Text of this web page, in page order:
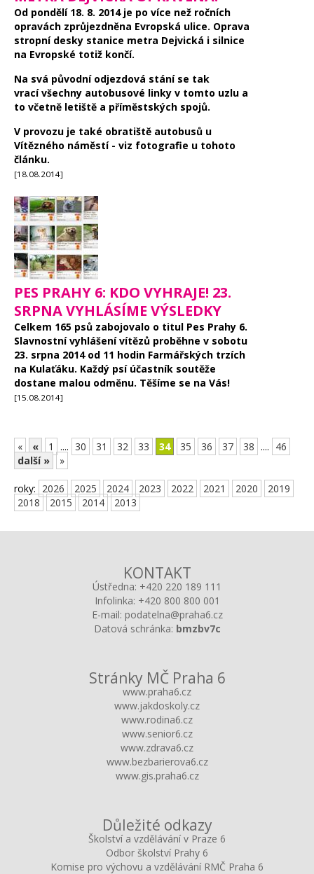
Od pondělí 18. 8. 2014 je po více než ročních
opravách zprůjezdněna Evropská ulice. Oprava
stropní desky stanice metra Dejvická i silnice
na Evropské totiž končí.
Na svá původní odjezdová stání se tak
vrací všechny autobusové linky v tomto uzlu a
to včetně letiště a příměstských spojů.
V provozu je také obratiště autobusů u
Vítězného náměstí - viz fotografie u tohoto
článku.
[18.08.2014]
PES PRAHY 6: KDO VYHRAJE! 23.
SRPNA VYHLÁSÍME VÝSLEDKY
Celkem 165 psů zabojovalo o titul Pes Prahy 6.
Slavnostní vyhlášení vítězů proběhne v sobotu
23. srpna 2014 od 11 hodin Farmářských trzích
na Kulaťáku. Každý psí účastník soutěže
dostane malou odměnu. Těšíme se na Vás!
[15.08.2014]
« « 1 .... 30 31 32 33 34 35 36 37 38 .... 46
další »
»
roky: 2026 2025 2024 2023 2022 2021 2020
2019
2018
2015 2014 2013
KONTAKT
Ústředna: +420 220 189 111
Infolinka: +420 800 800 001
E-mail: podatelna@praha6.cz
Datová schránka: bmzbv7c
Stránky MČ Praha 6
www.praha6.cz
www.jakdoskoly.cz
www.rodina6.cz
www.senior6.cz
www.zdrava6.cz
www.bezbarierova6.cz
www.gis.praha6.cz
Důležité odkazy
Školství a vzdělávání v Praze 6
Odbor školství Prahy 6
Komise pro výchovu a vzdělávání RMČ Praha 6